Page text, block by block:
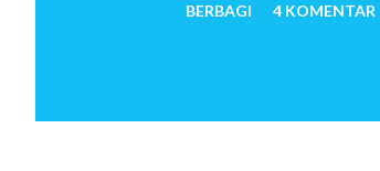
oleh-Nya,
BERBAGI 4 KOMENTAR